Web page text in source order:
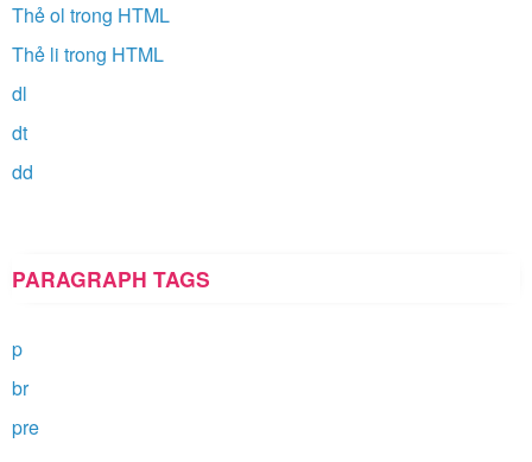
Thẻ ol trong HTML
Thẻ li trong HTML
dl
dt
dd
PARAGRAPH TAGS
p
br
pre